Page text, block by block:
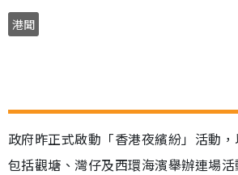
港聞
政府昨正式啟動「香港夜繽紛」活動，
包括觀塘、灣仔及西環海濱舉辦連場